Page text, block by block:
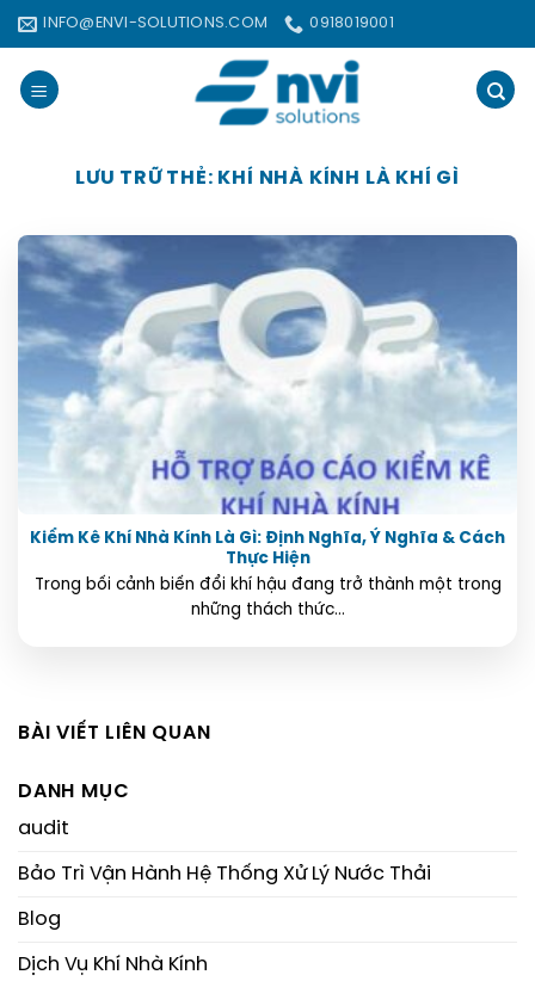
Bỏ
qua
nội
dung
INFO@ENVI-SOLUTIONS.COM 0918019001
LƯU TRỮ THẺ: KHÍ NHÀ KÍNH LÀ KHÍ GÌ
Kiểm Kê Khí Nhà Kính Là Gì: Định Nghĩa, Ý Nghĩa & Cách
Thực Hiện
Trong bối cảnh biến đổi khí hậu đang trở thành một trong
những thách thức...
BÀI VIẾT LIÊN QUAN
DANH MỤC
audit
Bảo Trì Vận Hành Hệ Thống Xử Lý Nước Thải
Blog
Dịch Vụ Khí Nhà Kính